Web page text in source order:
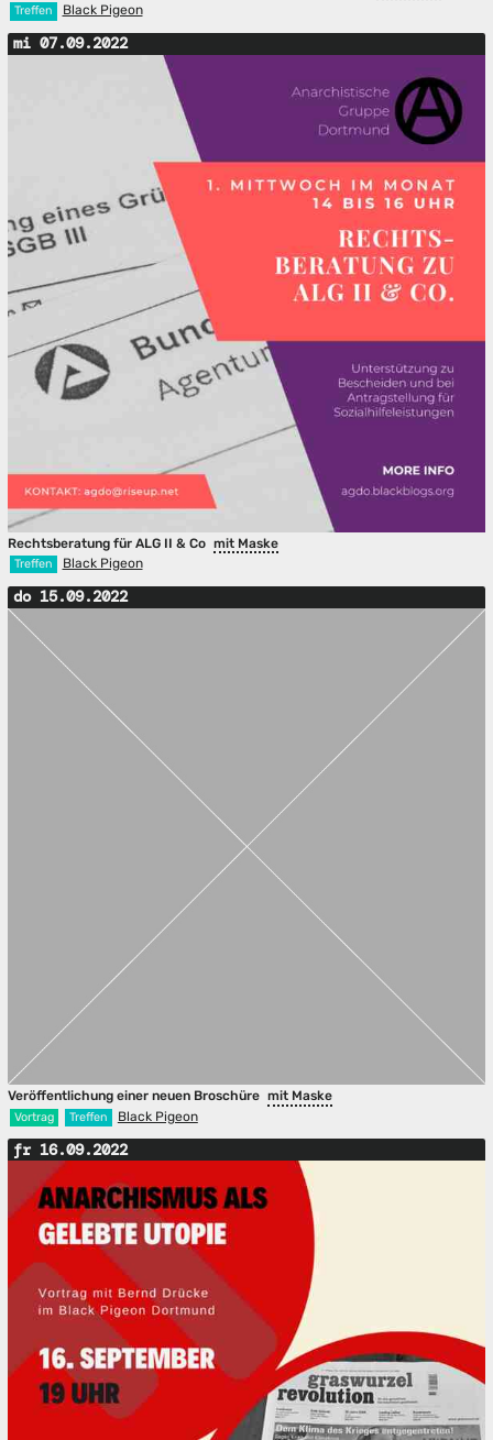
Treffen Black Pigeon
mi 07.09.2022
Rechtsberatung für ALG II & Co mit Maske
Treffen Black Pigeon
do 15.09.2022
Veröffentlichung einer neuen Broschüre mit Maske
Vortrag Treffen Black Pigeon
fr 16.09.2022